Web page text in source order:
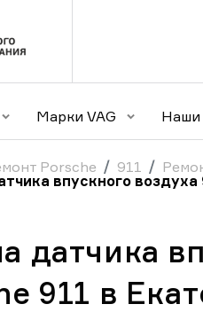
Марки VAG Наши
Porsche 911
впускного воздуха
датчика
911 в